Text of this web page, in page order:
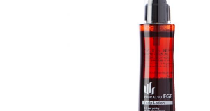
炭酸ガスボンベ